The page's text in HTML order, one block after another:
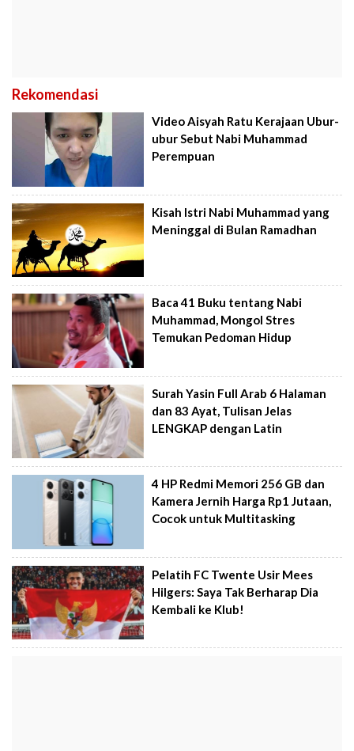
Rekomendasi
Video Aisyah Ratu Kerajaan Ubur-
ubur Sebut Nabi Muhammad
Perempuan
Kisah Istri Nabi Muhammad yang
Meninggal di Bulan Ramadhan
Baca 41 Buku tentang Nabi
Muhammad, Mongol Stres
Temukan Pedoman Hidup
Surah Yasin Full Arab 6 Halaman
dan 83 Ayat, Tulisan Jelas
LENGKAP dengan Latin
4 HP Redmi Memori 256 GB dan
Kamera Jernih Harga Rp1 Jutaan,
Cocok untuk Multitasking
Pelatih FC Twente Usir Mees
Hilgers: Saya Tak Berharap Dia
Kembali ke Klub!